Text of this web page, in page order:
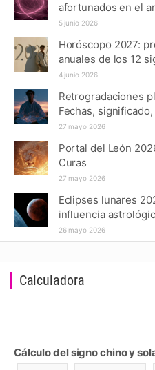
afortunados en el
5 junio 2026
Horóscopo 2027:
anuales de los 12
4 junio 2026
Retrogradaciones
Fechas,
27 mayo 2026
Portal del León
Curas
27 mayo 2026
Eclipses lunares
influencia
26 mayo 2026
Calculadora
Cálculo del signo chino y